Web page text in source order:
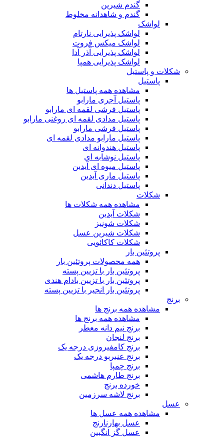
گندم شیرین
گندم و شاهدانه مخلوط
لواشک
لواشک پذیرایی نارتام
لواشک میکس فروت
لواشک پذیرایی آذر آدا
لواشک پذیرایی همپا
شکلات و پاستیل
پاستیل
مشاهده همه پاستیل ها
پاستیل آجری مارابو
پاستیل فرشی لقمه ای مارابو
پاستیل مدادی لقمه ای روغنی مارابو
پاستیل فرشی مارابو
پاستیل مارابو مدادی لقمه ای
پاستیل هندوانه ای
پاستیل نوشابه ای
پاستیل میوه ای آیدین
پاستیل ماری آیدین
پاستیل دندانی
شکلات
مشاهده همه شکلات ها
شکلات آیدین
شکلات شونیز
شکلات شیرین عسل
شکلات کاکائویی
پروتئین بار
همه محصولات پروتئین بار
پروتئین بار با تزیین پسته
پروتئین بار با تزیین بادام هندی
پروتئین بار انجیر با تزیین پسته
برنج
مشاهده همه برنج ها
مشاهده همه برنج ها
برنج نیم دانه معطر
برنج لنجان
برنج کامفیروزی درجه یک
برنج عنبربو درجه یک
برنج چمپا
برنج طارم هاشمی
خورده برنج
برنج لاشه سرزمین
عسل
مشاهده همه عسل ها
عسل بهارنارنج
عسل گز انگبین